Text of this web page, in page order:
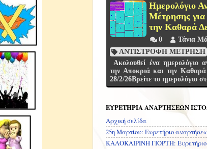
Ημερολόγιο
Μέτρησης για
την Καθαρά
0 Τάνια
ΑΝΤΙΣΤΡΟΦΗ ΜΕΤΡΗΣΗ
Ακολουθεί ένα ημερολόγιο
την Αποκριά και την Καθαρά
28/2/26Βρείτε το ημερολόγιο
ΕΥΡΕΤΗΡΙΑ ΑΝΑΡΤΗΣΕΩΝ
Αρχική σελίδα
25η Μαρτίου: Ευρετήριο
ΚΑΛΟΚΑΙΡΙΝΗ ΓΙΟΡΤΗ: